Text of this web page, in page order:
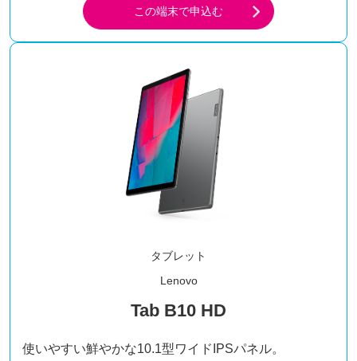
この端末で申込む
タブレット
Lenovo
Tab B10 HD
使いやすい鮮やかな10.1型ワイドIPSパネル。